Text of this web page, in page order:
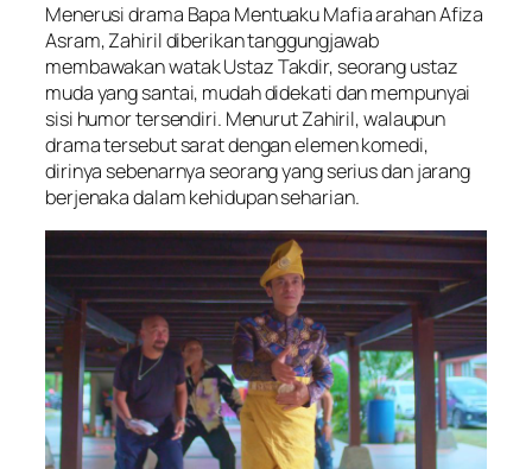
Menerusi drama Bapa Mentuaku Mafia arahan Afiza
Asram, Zahiril diberikan tanggungjawab
membawakan watak Ustaz Takdir, seorang ustaz
muda yang santai, mudah didekati dan mempunyai
sisi humor tersendiri. Menurut Zahiril, walaupun
drama tersebut sarat dengan elemen komedi,
dirinya sebenarnya seorang yang serius dan jarang
berjenaka dalam kehidupan seharian.